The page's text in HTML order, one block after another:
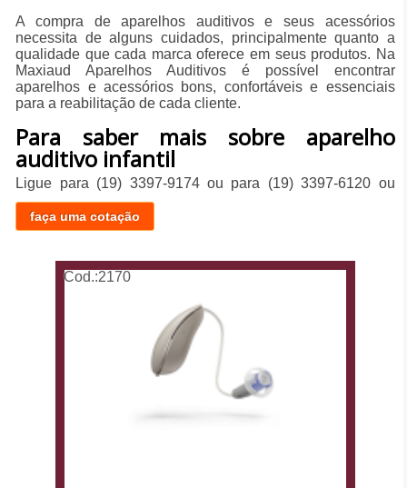
A compra de aparelhos auditivos e seus acessórios
necessita de alguns cuidados, principalmente quanto a
qualidade que cada marca oferece em seus produtos. Na
Maxiaud Aparelhos Auditivos é possível encontrar
aparelhos e acessórios bons, confortáveis e essenciais
para a reabilitação de cada cliente.
Para saber mais sobre aparelho
auditivo infantil
Ligue para (19) 3397-9174ou para (19) 3397-6120 ou
faça uma cotação
Cod.:2170